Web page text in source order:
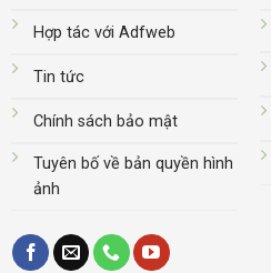
Hợp tác với Adfweb
Tin tức
Chính sách bảo mật
Tuyên bố về bản quyền hình
ảnh